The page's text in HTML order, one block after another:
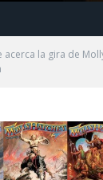
acerca la gira de